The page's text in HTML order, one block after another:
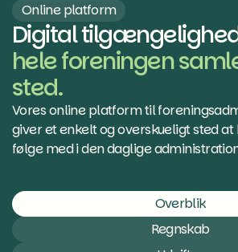
Online platform
Digital
hele foreningen
sted.
Vores online platform til
giver et enkelt og overskueligt sted
følge med i den daglige
Overblik
Regnskab